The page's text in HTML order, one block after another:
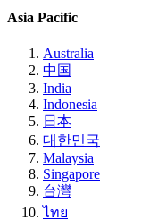
Asia Pacific
Australia
中国
India
Indonesia
日本
대한민국
Malaysia
Singapore
台灣
ไทย